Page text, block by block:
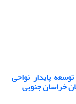
پایدار نواحی
خراسان جنوبی